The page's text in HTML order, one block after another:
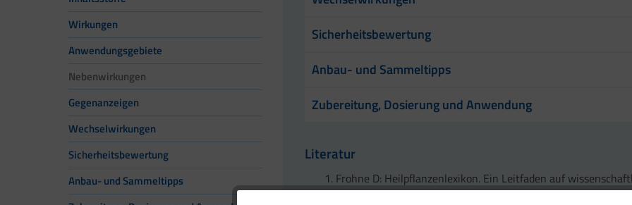
Wirkungen
Anwendungsgebiete
Nebenwirkungen
Gegenanzeigen
Wechselwirkungen
Sicherheitsbewertung
Anbau- und Sammeltipps
Sicherheitsbewertung
Anbau- und Sammeltipps
Zubereitung, Dosierung und Anwendung
Literatur
Frohne D: Heilpflanzenlexikon. Ein Leitfaden auf
Grundlage. Wissenschaftliche Verlagsgesellschaft Stuttgart.